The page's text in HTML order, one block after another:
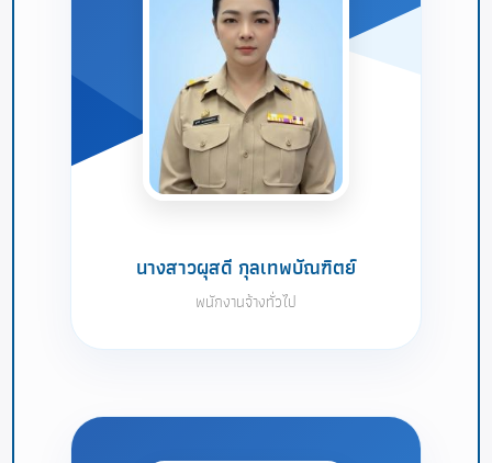
นางสาวผุสดี กุลเทพบัณฑิตย์
พนักงานจ้างทั่วไป